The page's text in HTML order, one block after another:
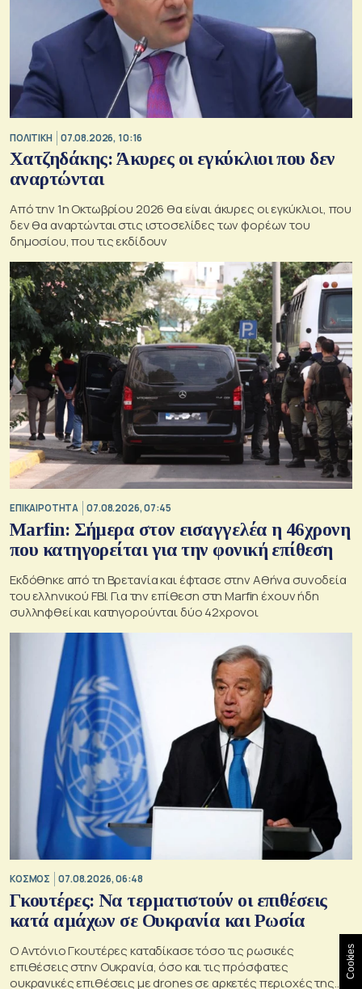
ΠΟΛΙΤΙΚΗ 07.08.2026, 10:16
Χατζηδάκης: Άκυρες οι εγκύκλιοι που δεν
αναρτώνται
Από την 1η Οκτωβρίου 2026 θα είναι άκυρες οι εγκύκλιοι, που
δεν θα αναρτώνται στις ιστοσελίδες των φορέων του
δημοσίου, που τις εκδίδουν
ΕΠΙΚΑΙΡΟΤΗΤΑ 07.08.2026, 07:45
Marfin: Σήμερα στον εισαγγελέα η 46χρονη
που κατηγορείται για την φονική επίθεση
Εκδόθηκε από τη Βρετανία και έφτασε στην Αθήνα συνοδεία
του ελληνικού FBI. Για την επίθεση στη Marfin έχουν ήδη
συλληφθεί και κατηγορούνται δύο 42χρονοι
ΚΟΣΜΟΣ 07.08.2026, 06:48
Γκουτέρες: Να τερματιστούν οι επιθέσεις
κατά αμάχων σε Ουκρανία και Ρωσία
Ο Αντόνιο Γκουτέρες καταδίκασε τόσο τις ρωσικές
επιθέσεις στην Ουκρανία, όσο και τις πρόσφατες
ουκρανικές επιθέσεις με drones σε αρκετές περιοχές της
Cookies